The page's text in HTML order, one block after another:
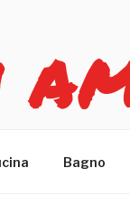
Bagno